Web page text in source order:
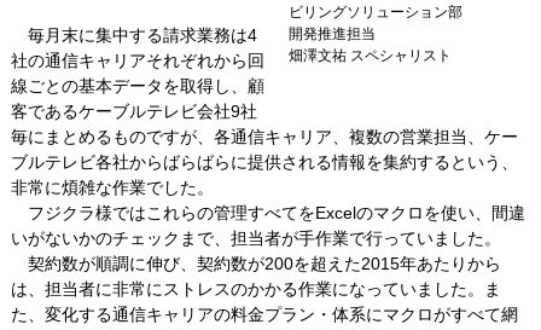
ビリングソリューション部
開発推進担当
畑澤文祐 スペシャリスト
毎月末に集中する請求業務は4
社の通信キャリアそれぞれから回
線ごとの基本データを取得し、顧
客であるケーブルテレビ会社9社
毎にまとめるものですが、各通信キャリア、複数の営業担当、ケー
ブルテレビ各社からばらばらに提供される情報を集約するという、
非常に煩雑な作業でした。
フジクラ様ではこれらの管理すべてをExcelのマクロを使い、間違
いがないかのチェックまで、担当者が手作業で行っていました。
契約数が順調に伸び、契約数が200を超えた2015年あたりから
は、担当者に非常にストレスのかかる作業になっていました。ま
た、変化する通信キャリアの料金プラン・体系にマクロがすべて網